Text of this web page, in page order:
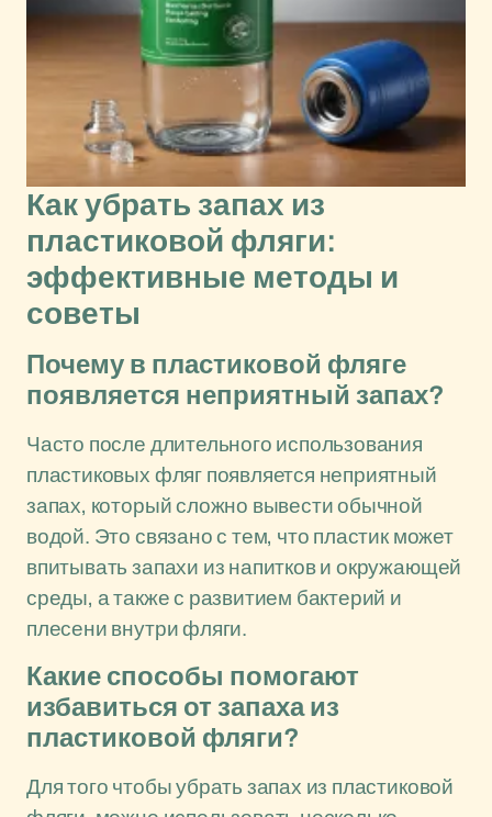
Как убрать запах из
пластиковой фляги:
эффективные методы и
советы
Почему в пластиковой фляге
появляется неприятный запах?
Часто после длительного использования
пластиковых фляг появляется неприятный
запах, который сложно вывести обычной
водой. Это связано с тем, что пластик может
впитывать запахи из напитков и окружающей
среды, а также с развитием бактерий и
плесени внутри фляги.
Какие способы помогают
избавиться от запаха из
пластиковой фляги?
Для того чтобы убрать запах из пластиковой